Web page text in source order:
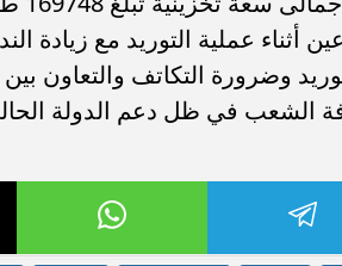
أثناء عملية التوريد مع زيادة
وضرورة التكاتف والتعاون
الشعب في ظل دعم الدولة